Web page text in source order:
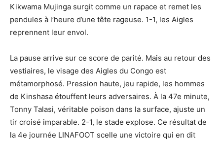
Kikwama Mujinga surgit comme un rapace et remet les
pendules à l’heure d’une tête rageuse. 1-1, les Aigles
reprennent leur envol.
La pause arrive sur ce score de parité. Mais au retour des
vestiaires, le visage des Aigles du Congo est
métamorphosé. Pression haute, jeu rapide, les hommes
de Kinshasa étouffent leurs adversaires. À la 47e minute,
Tonny Talasi, véritable poison dans la surface, ajuste un
tir croisé imparable. 2-1, le stade explose. Ce résultat de
la 4e journée LINAFOOT scelle une victoire qui en dit